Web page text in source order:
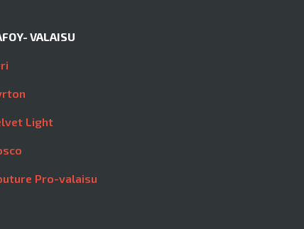
VALAISU
Light
Pro-valaisu